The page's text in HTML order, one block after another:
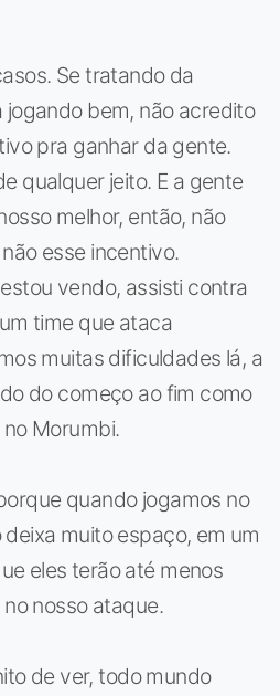
Se tratando da
bem, não acredito
pra ganhar da gente.
qualquer jeito. E a gente
melhor, então, não
esse incentivo.
vendo, assisti contra
time que ataca
muitas dificuldades lá, a
do começo ao fim como
Morumbi.
quando jogamos no
muito espaço, em um
eles terão até menos
nosso ataque.
de ver, todo mundo